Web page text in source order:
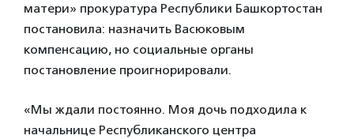
матери» прокуратура Республики Башкортостан
постановила: назначить Васюковым
компенсацию, но социальные органы
постановление проигнорировали.
«Мы ждали постоянно. Моя дочь подходила к
начальнице Республиканского центра